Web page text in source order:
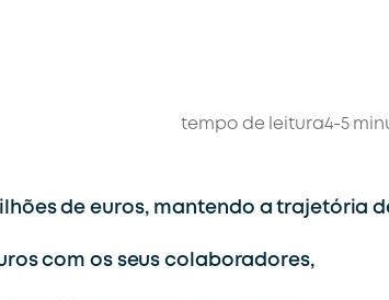
tempo de leitura4-5
de euros, mantendo a trajetória
com os seus colaboradores,